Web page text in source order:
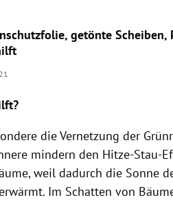
getönte
die Vernetzung der
mindern den Hitze-Stau-
weil dadurch die Sonne
Im Schatten von